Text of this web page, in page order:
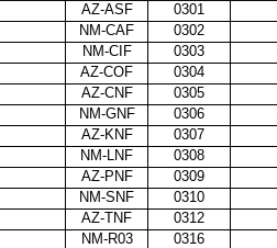
AZ-ASF
0301
NM-CAF
0302
NM-CIF
0303
AZ-COF
0304
AZ-CNF
0305
NM-GNF
0306
AZ-KNF
0307
NM-LNF
0308
AZ-PNF
0309
NM-SNF
0310
AZ-TNF
0312
NM-R03
0316